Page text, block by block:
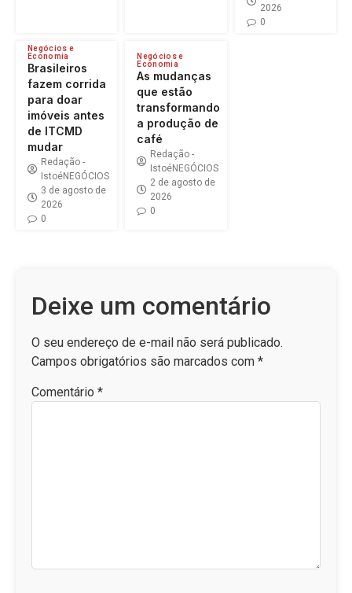
2026
0
Negócios e
Economia
Brasileiros
fazem corrida
para doar
imóveis antes
de ITCMD
mudar
Redação -
IstoéNEGÓCIOS
3 de agosto de
2026
0
Negócios e
Economia
As mudanças
que estão
transformando
a produção de
café
Redação -
IstoéNEGÓCIOS
2 de agosto de
2026
0
Deixe um comentário
O seu endereço de e-mail não será publicado.
Campos obrigatórios são marcados com *
Comentário *